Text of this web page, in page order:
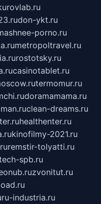
don-ykt.ru
porno.ru
metropoltravel.ru
rostotsky.ru
casinotablet.ru
termomur.ru
doramamama.ru
clean-dreams.ru
healthenter.ru
kinofilmy-2021.ru
remstir-tolyatti.ru
spb.ru
zvonitut.ru
ru-industria.ru